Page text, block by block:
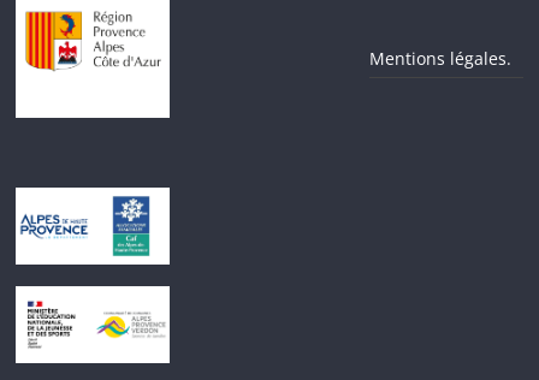
Mentions légales.